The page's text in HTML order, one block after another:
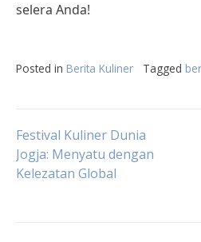
selera Anda!
Posted in Berita Kuliner Tagged
Post
navigation
Festival Kuliner Dunia
Jogja: Menyatu dengan
Kelezatan Global